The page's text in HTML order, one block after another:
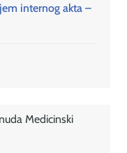
internog akta –
Medicinski